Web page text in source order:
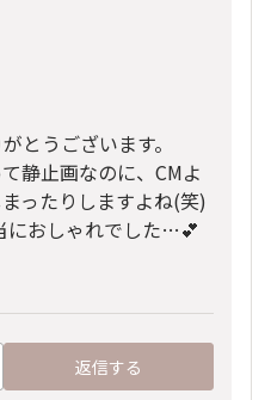
とうございます。
静止画なのに、CMよ
ったりしますよね(笑)
におしゃれでした…💕
返信する